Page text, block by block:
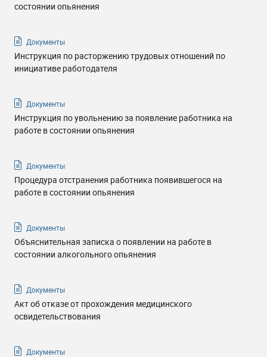
состоянии опьянения
Документы
Инструкция по расторжению трудовых отношений по
инициативе работодателя
Документы
Инструкция по увольнению за появление работника на
работе в состоянии опьянения
Документы
Процедура отстранения работника появившегося на
работе в состоянии опьянения
Документы
Объяснительная записка о появлении на работе в
состоянии алкогольного опьянения
Документы
Акт об отказе от прохождения медицинского
освидетельствования
Документы